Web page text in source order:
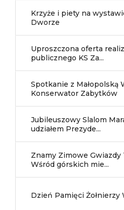
Krzyże i piety na
Dworze
Uproszczona oferta
publicznego KS Za...
Spotkanie z Małopolską
Konserwator Zabytków
Jubileuszowy Slalom
udziałem Prezyde...
Znamy Zimowe Gwiazdy
Wśród górskich mie...
Dzień Pamięci Żołnierzy